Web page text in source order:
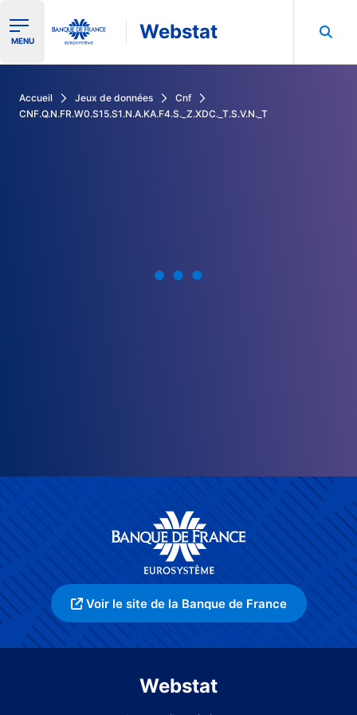
Ouvrir le menu de navigation
MENU Webstat
Accueil Jeux de données
Cnf
CNF.Q.N.FR.W0.S15.S1.N.A.KA.F4.S._Z.XDC._T.S.V.N._T
Voir le site de la Banque de France
Webstat